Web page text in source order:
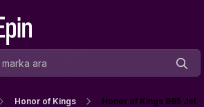
Honor of Kings Honor of Kings 865